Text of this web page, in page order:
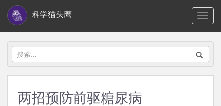
i
科学猫头鹰
搜
索：
两招预防前驱糖尿病